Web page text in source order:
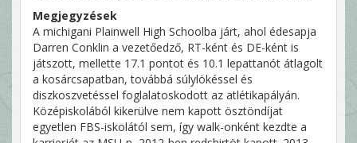
Megjegyzések
A michigani Plainwell High Schoolba járt, ahol édesapja
Darren Conklin a vezetőedző, RT-ként és DE-ként is
játszott, mellette 17.1 pontot és 10.1 lepattanót átlagolt
a kosárcsapatban, továbbá súlylökéssel és
diszkoszvetéssel foglalatoskodott az atlétikapályán.
Középiskolából kikerülve nem kapott ösztöndíjat
egyetlen FBS-iskolától sem, így walk-onként kezdte a